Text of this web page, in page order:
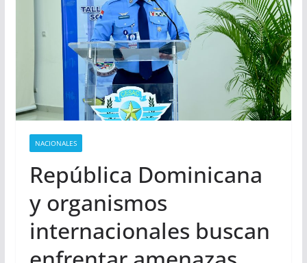
NACIONALES
República Dominicana
y organismos
internacionales buscan